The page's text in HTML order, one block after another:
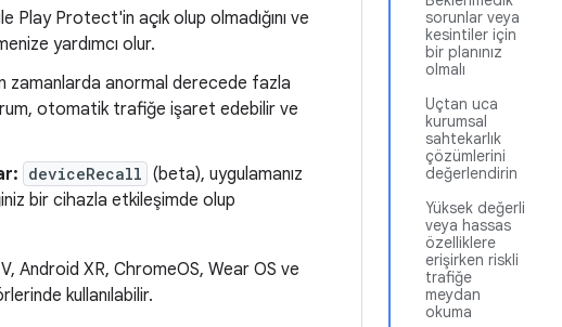
sorunlar veya
kesintiler için
bir planınız
olmalı
Uçtan uca
kurumsal
sahtekarlık
çözümlerini
değerlendirin
Yüksek değerli
veya hassas
özelliklere
erişirken riskli
trafiğe
meydan
okuma
Play Protect'in açık olup olmadığını ve
yardımcı olur.
zamanlarda anormal derecede fazla
otomatik trafiğe işaret edebilir ve
deviceRecall (beta), uygulamanız
bir cihazla etkileşimde olup
Android XR, ChromeOS, Wear OS ve
kullanılabilir.